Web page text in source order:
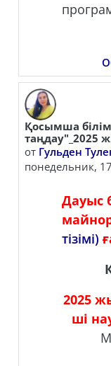
Қосымша
таңдау"_2025
от Гульден
понедельник,
Дауыс
тізімі)
2025
ші